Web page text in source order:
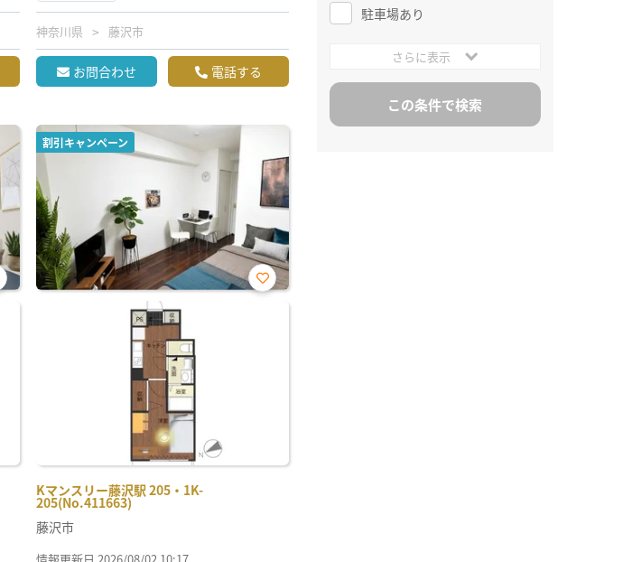
神奈川県 藤沢市
お問合わせ 電話する
割引キャンペーン
Kマンスリー藤沢駅 205・1K-
205(No.411663)
お気
藤沢市
駐車場あり
さらに表示